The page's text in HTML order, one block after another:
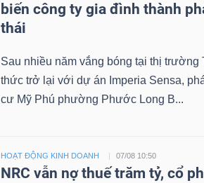
biến công ty gia đình thành
thái
Sau nhiều năm vắng bóng tại thị trường
thức trở lại với dự án Imperia Sensa,
cư Mỹ Phú phường Phước Long B...
HOẠT ĐỘNG KINH DOANH 07/08 10:50
NRC vẫn nợ thuế trăm tỷ, cổ